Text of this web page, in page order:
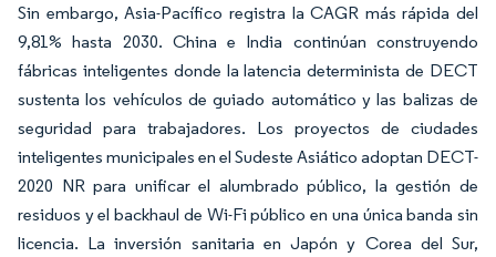
Sin embargo, Asia-Pacífico registra la CAGR más rápida del
9,81% hasta 2030. China e India continúan construyendo
fábricas inteligentes donde la latencia determinista de DECT
sustenta los vehículos de guiado automático y las balizas de
seguridad para trabajadores. Los proyectos de ciudades
inteligentes municipales en el Sudeste Asiático adoptan DECT-
2020 NR para unificar el alumbrado público, la gestión de
residuos y el backhaul de Wi-Fi público en una única banda sin
licencia. La inversión sanitaria en Japón y Corea del Sur,